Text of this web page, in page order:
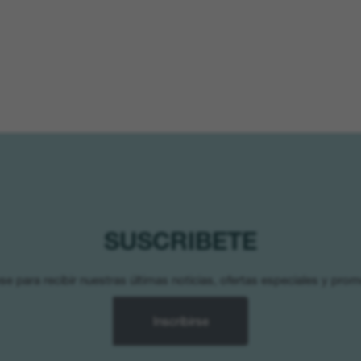
SUSCRIBETE
Inscribirse